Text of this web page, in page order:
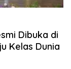
Dibuka di
Kelas Dunia